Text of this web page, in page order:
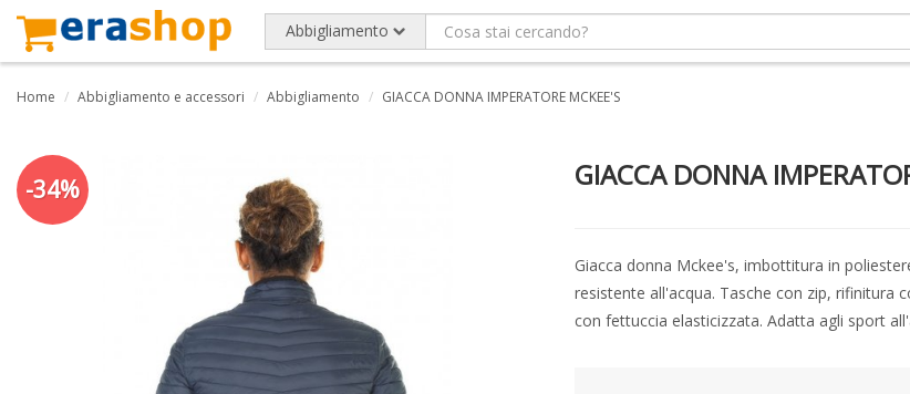
Abbigliamento
Home Abbigliamento e accessori Abbigliamento GIACCA DONNA IMPERATORE MCKEE'S
-34% GIACCA DONNA
Giacca donna Mckee's, imbottitura in
resistente all'acqua. Tasche con zip, rifinitura
con fettuccia elasticizzata. Adatta agli sport